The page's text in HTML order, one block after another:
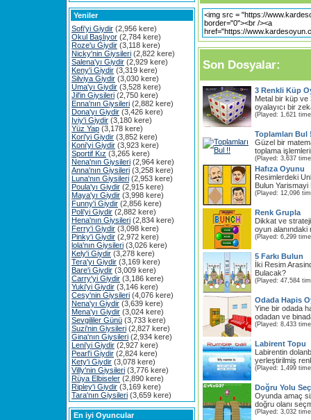
Yeniler
Sofi'yi Giydir (2,956 kere)
Okul Başlıyor (2,784 kere)
Roze'u Giydir (3,118 kere)
Nicky'nin Giysileri (2,822 kere)
Salena'yı Giydir (2,929 kere)
Keny'i Giydir (3,319 kere)
Silviya Giydir (3,030 kere)
Uma'yı Giydir (3,528 kere)
Jil'in Giysileri (2,750 kere)
Enna'nın Giysileri (2,882 kere)
Dona'yı Giydir (3,426 kere)
Iviy'i Giydir (3,180 kere)
Yüz Yap (3,178 kere)
Kori'yi Giydir (3,852 kere)
Koni'yi Giydir (3,923 kere)
Sportif Kız (3,265 kere)
Nena'nın Giysileri (2,964 kere)
Anna'nın Giysileri (3,258 kere)
Luna'nın Giysileri (2,953 kere)
Poula'yı Giydir (2,915 kere)
Maya'yı Giydir (3,998 kere)
Funny'i Giydir (2,856 kere)
Poli'yi Giydir (2,882 kere)
Hena'nın Giysileri (2,834 kere)
Ferry'i Giydir (3,098 kere)
Pinky'i Giydir (2,972 kere)
lola'nın Giysileri (3,026 kere)
Kely'i Giydir (3,278 kere)
Tera'yı Giydir (3,169 kere)
Bare'i Giydir (3,009 kere)
Carry'yi Giydir (3,186 kere)
Yuki'yi Giydir (3,146 kere)
Cesy'nin Giysileri (4,076 kere)
Nena'yı Giydir (3,639 kere)
Mena'yı Giydir (3,024 kere)
Sevgililer Günü (3,733 kere)
Suzi'nin Giysileri (2,827 kere)
Gina'nın Giysileri (2,934 kere)
Leni'yi Giydir (2,927 kere)
Pearl'i Giydir (2,824 kere)
Kety'i Giydir (3,078 kere)
Villy'nin Giysileri (3,776 kere)
Rüya Elbiseler (2,890 kere)
Ripley'i Giydir (3,169 kere)
Tara'nın Giysileri (3,659 kere)
En iyi Oyuncular
Son Dosyalar:
3 Renkli Küp
Metal bir küp ve
oyalayıcı bir
(Played: 1,621
Toplamları Bul
Güzel bir
toplama
(Played: 3,637
Hafıza Oyunu
Resimlerdeki
Bulun Yarismayi
(Played: 12,096
Renk Grupla
Dikkat ve
oyun alanındaki
(Played: 6,299
5 Farkı Bulun
İki Resim
Bulacak?
(Played: 47,584
Odada Hapis
Yine bir odada
odadan ve
(Played: 8,433
Labirent Topu
Labirentin
yerleştirilmiş
(Played: 1,499
Doğru Yolu Seç
Oyunda amaç
doğru olanı
(Played: 3,032